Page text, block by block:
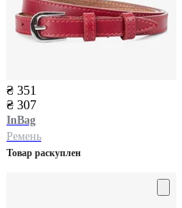
₴ 351
₴ 307
InBag
Ремень
Товар раскуплен